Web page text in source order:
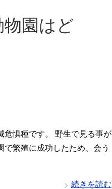
園はど
危惧種です。 野生で見る事が
繁殖に成功したため、会う
続きを読む